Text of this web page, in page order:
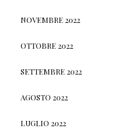
NOVEMBRE 2022
OTTOBRE 2022
SETTEMBRE 2022
AGOSTO 2022
LUGLIO 2022